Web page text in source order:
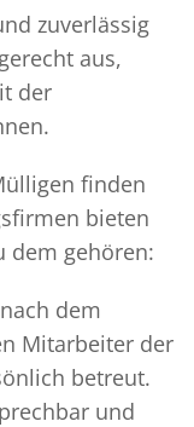
zuverlässig
aus,
der
finden
bieten
dem gehören:
dem
Mitarbeiter der
betreut.
und